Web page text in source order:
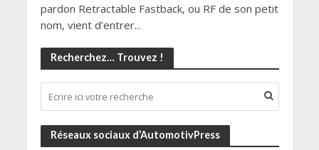
pardon Retractable Fastback, ou RF de son petit
nom, vient d’entrer...
Recherchez… Trouvez !
Réseaux sociaux d’AutomotivPress